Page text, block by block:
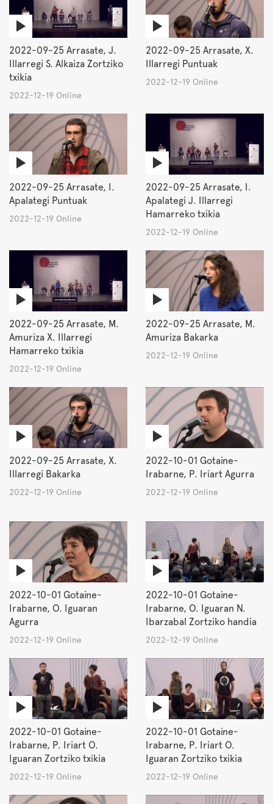
2022-09-25 Arrasate, J.
Illarregi S. Alkaiza Zortziko
txikia
2022-12-19 Online
2022-09-25 Arrasate, X.
Illarregi Puntuak
2022-12-19 Online
2022-09-25 Arrasate, I.
Apalategi Puntuak
2022-12-19 Online
2022-09-25 Arrasate, I.
Apalategi J. Illarregi
Hamarreko txikia
2022-12-19 Online
2022-09-25 Arrasate, M.
Amuriza X. Illarregi
Hamarreko txikia
2022-12-19 Online
2022-09-25 Arrasate, M.
Amuriza Bakarka
2022-12-19 Online
2022-09-25 Arrasate, X.
Illarregi Bakarka
2022-12-19 Online
2022-10-01 Gotaine-
Irabarne, P. Iriart Agurra
2022-12-19 Online
2022-10-01 Gotaine-
Irabarne, O. Iguaran
Agurra
2022-12-19 Online
2022-10-01 Gotaine-
Irabarne, O. Iguaran N.
Ibarzabal Zortziko handia
2022-12-19 Online
2022-10-01 Gotaine-
Irabarne, P. Iriart O.
Iguaran Zortziko txikia
2022-12-19 Online
2022-10-01 Gotaine-
Irabarne, P. Iriart O.
Iguaran Zortziko txikia
2022-12-19 Online